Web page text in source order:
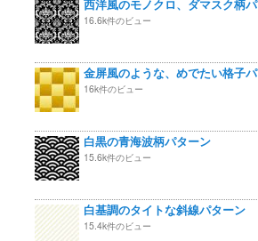
西洋風のモノクロ、ダマスク柄
16.6k件のビュー
金屏風のような、めでたい格子
16k件のビュー
白黒の青海波柄パターン
15.6k件のビュー
白基調のタイトな斜線パターン
15.4k件のビュー